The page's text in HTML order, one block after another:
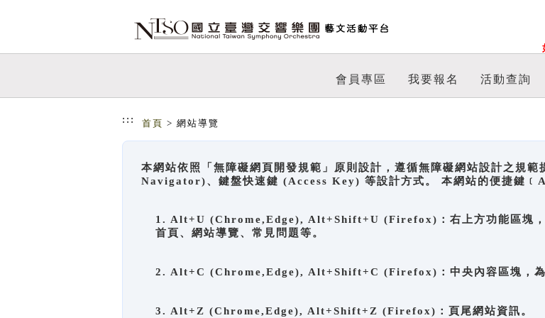
會員專區 我要報名 活動查詢
::: 首頁 > 網站導覽
本網站依照「無障礙網頁開發規範」原則設計，遵循無障礙網站設計之規
Navigator)、鍵盤快速鍵 (Access Key) 等設計方式。 本網站的便捷鍵
1. Alt+U (Chrome,Edge), Alt+Shift+U (Firefox)：右上方功能區塊，
首頁、網站導覽、常見問題等。
2. Alt+C (Chrome,Edge), Alt+Shift+C (Firefox)：中央內容區塊，為
3. Alt+Z (Chrome,Edge), Alt+Shift+Z (Firefox)：頁尾網站資訊。